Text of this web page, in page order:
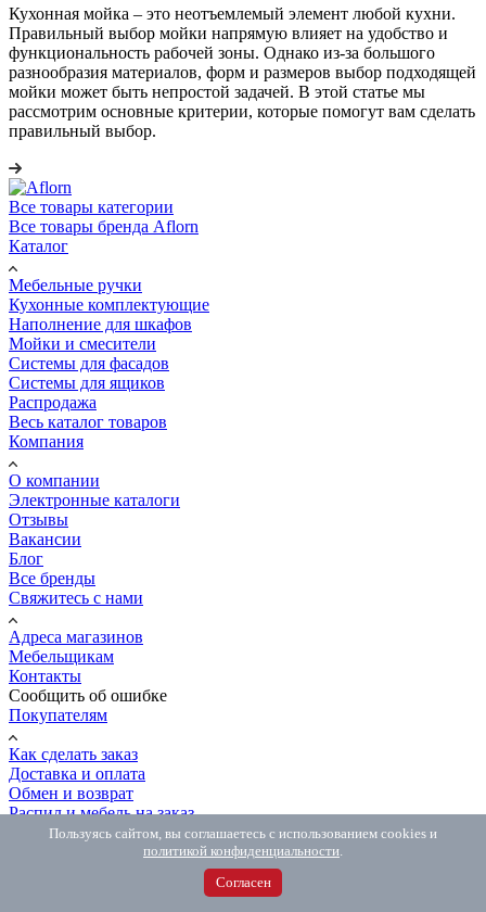
Кухонная мойка – это неотъемлемый элемент любой кухни.
Правильный выбор мойки напрямую влияет на удобство и
функциональность рабочей зоны. Однако из-за большого
разнообразия материалов, форм и размеров выбор подходящей
мойки может быть непростой задачей. В этой статье мы
рассмотрим основные критерии, которые помогут вам сделать
правильный выбор.
Все товары категории
Все товары бренда Aflorn
Каталог
Мебельные ручки
Кухонные комплектующие
Наполнение для шкафов
Мойки и смесители
Системы для фасадов
Системы для ящиков
Распродажа
Весь каталог товаров
Компания
О компании
Электронные каталоги
Отзывы
Вакансии
Блог
Все бренды
Свяжитесь с нами
Адреса магазинов
Мебельщикам
Контакты
Сообщить об ошибке
Покупателям
Как сделать заказ
Доставка и оплата
Обмен и возврат
Распил и мебель на заказ
Вопрос-ответ
Бесплатно по РФ
Интернет-магазин
Пользуясь сайтом, вы соглашаетесь с использованием cookies и
политикой конфиденциальности.
Согласен